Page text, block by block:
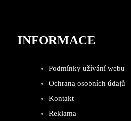
INFORMACE
Podmínky užívání webu
Ochrana osobních údajů
Kontakt
Reklama